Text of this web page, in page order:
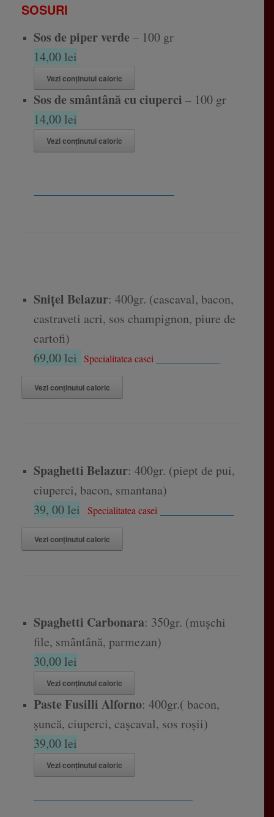
SOSURI
Sos de piper verde – 100 gr
14,00 lei
Vezi conținutul caloric
Sos de smântână cu ciuperci – 100 gr
14,00 lei
Vezi conținutul caloric
Snițel Belazur: 400gr. (cascaval, bacon,
castraveti acri, sos champignon, piure de
cartofi)
69,00 lei Specialitatea casei
Vezi conținutul caloric
Spaghetti Belazur: 400gr. (piept de pui,
ciuperci, bacon, smantana)
39, 00 lei
Specialitatea casei
Vezi conținutul caloric
Spaghetti Carbonara: 350gr. (mușchi
file, smântână, parmezan)
30,00 lei
Vezi conținutul caloric
Paste Fusilli Alforno: 400gr.( bacon,
șuncă, ciuperci, cașcaval, sos roșii)
39,00 lei
Vezi conținutul caloric